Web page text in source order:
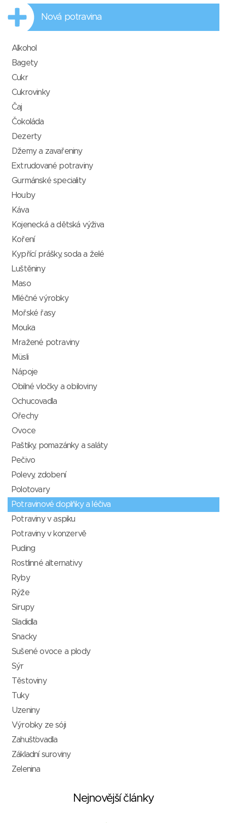
Nová potravina
Alkohol
Bagety
Cukr
Cukrovinky
Čaj
Čokoláda
Dezerty
Džemy a zavařeniny
Extrudované potraviny
Gurmánské speciality
Houby
Káva
Kojenecká a dětská výživa
Koření
Kypřící prášky, soda a želé
Luštěniny
Maso
Mléčné výrobky
Mořské řasy
Mouka
Mražené potraviny
Müsli
Nápoje
Obilné vločky a obiloviny
Ochucovadla
Ořechy
Ovoce
Paštiky, pomazánky a saláty
Pečivo
Polevy, zdobení
Polotovary
Potravinové doplňky a léčiva
Potraviny v aspiku
Potraviny v konzervě
Puding
Rostlinné alternativy
Ryby
Rýže
Sirupy
Sladidla
Snacky
Sušené ovoce a plody
Sýr
Těstoviny
Tuky
Uzeniny
Výrobky ze sóji
Zahušťovadla
Základní suroviny
Zelenina
Nejnovější články